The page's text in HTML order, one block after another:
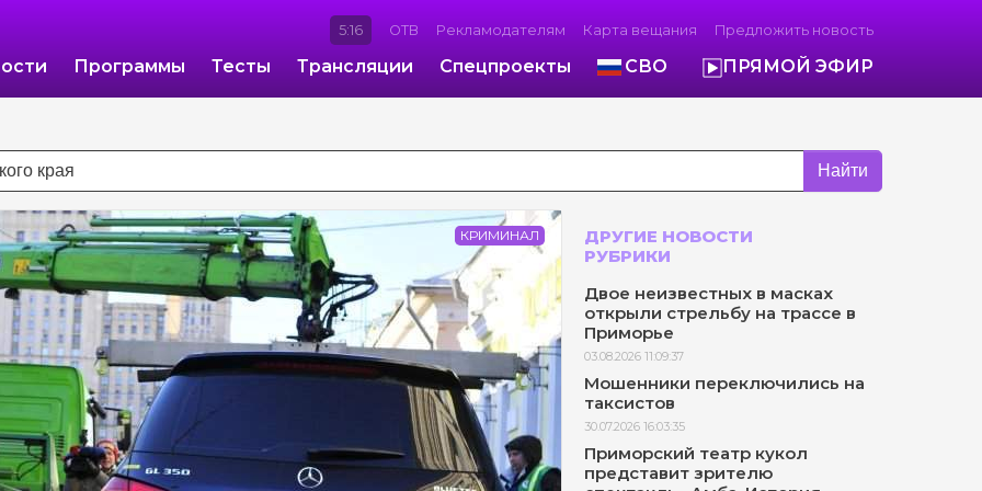
5:16 ОТВ Рекламодателям Карта вещания Предложить новость
Программы Тесты Трансляции Спецпроекты СВО ПРЯМОЙ ЭФИР
Найти
КРИМИНАЛ
ДРУГИЕ НОВОСТИ
РУБРИКИ
Двое неизвестных в масках
открыли стрельбу на трассе в
Приморье
03.08.2026 11:09:37
Мошенники переключились на
таксистов
30.07.2026 16:03:35
Приморский театр кукол
представит зрителю